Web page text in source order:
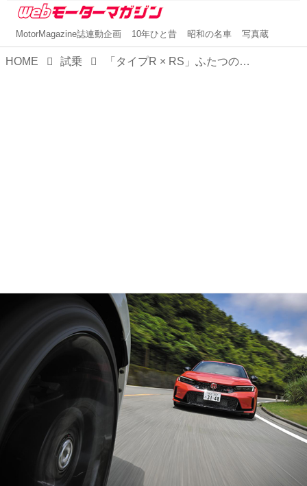
MotorMagazine誌連動企画 10年ひと昔 昭和の名車 写真蔵
HOME 試乗 「タイプR × RS」ふたつのシビック。いずれもホンダのレーシングスピリットが宿るが、似て非なる存在【比較試乗】